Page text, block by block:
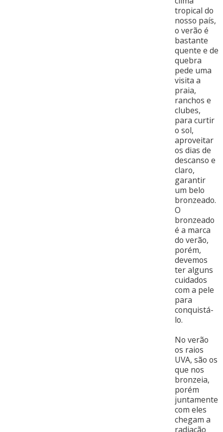
tropical do
nosso país,
o verão é
bastante
quente e de
quebra
pede uma
visita a
praia,
ranchos e
clubes,
para curtir
o sol,
aproveitar
os dias de
descanso e
claro,
garantir
um belo
bronzeado.
O
bronzeado
é a marca
do verão,
porém,
devemos
ter alguns
cuidados
com a pele
para
conquistá-
lo.
No verão
os raios
UVA, são os
que nos
bronzeia,
porém
juntamente
com eles
chegam a
radiação